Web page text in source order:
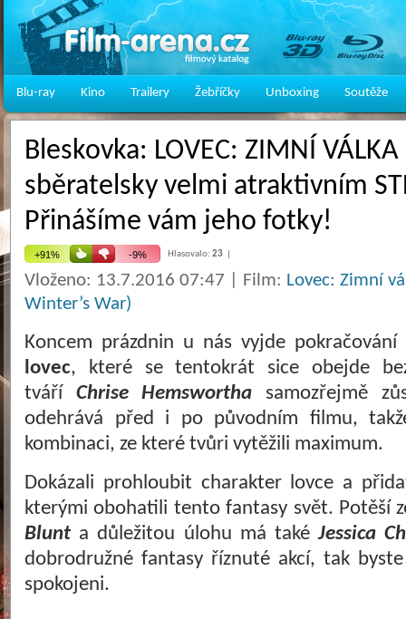
Blu-ray Kino Trailery Žebříčky Unboxing Soutěže
Bleskovka: LOVEC: ZIMNÍ
sběratelsky velmi atraktivním
Přinášíme vám jeho fotky!
Hlasovalo: 23
Vloženo: 13.7.2016 07:47 | Film: Lovec: Zimní
Winter’s War)
Koncem prázdnin u nás vyjde
lovec, které se tentokrát sice obejde
tváří Chrise Hemswortha samozřejmě
odehrává před i po původním filmu,
kombinaci, ze které tvůri vytěžili maximum.
Dokázali prohloubit charakter lovce a
kterými obohatili tento fantasy svět. Potěší
Blunt a důležitou úlohu má také Jessica
dobrodružné fantasy říznuté akcí, tak
spokojeni.